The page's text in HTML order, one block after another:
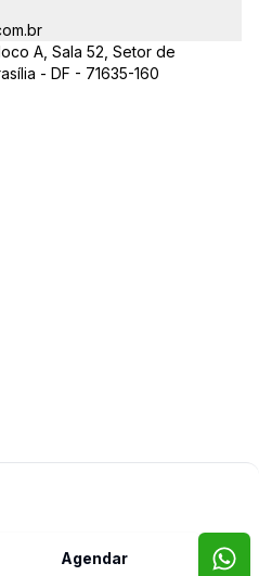
Agendar
A, Sala 52, Setor de
- DF - 71635-160
Tecnologia Loft